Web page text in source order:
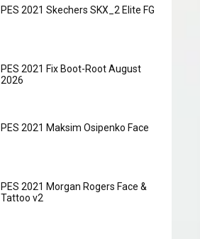
PES 2021 Skechers SKX_2 Elite FG
PES 2021 Fix Boot-Root August
2026
PES 2021 Maksim Osipenko Face
PES 2021 Morgan Rogers Face &
Tattoo v2